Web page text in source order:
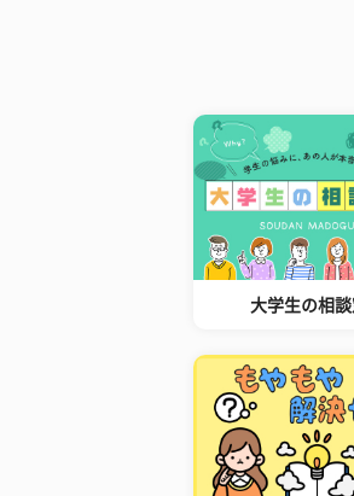
大学生の相談